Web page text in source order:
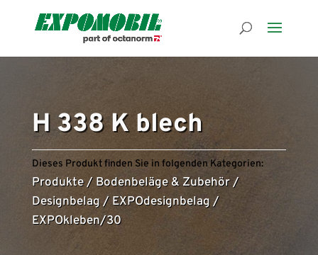
H 338 K blech
Dieses Produkt finden Sie in folgenden Kategorien:
Produkte/ Bodenbeläge & Zubehör/
Designbelag/ EXPOdesignbelag/
EXPOkleben/30